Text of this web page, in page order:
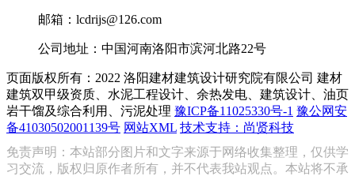
邮箱：lcdrijs@126.com
公司地址：中国河南洛阳市滨河北路22号
页面版权所有：2022 洛阳建材建筑设计研究院有限公司 建材
建筑双甲级资质、水泥工程设计、余热发电、建筑设计、油页
岩干馏及综合利用、污泥处理 豫ICP备11025330号-1 豫公网安
备41030502001139号 网站XML 技术支持：尚贤科技
免责声明：本站部分图片和文字来源于网络收集整理，仅供学
习交流，版权归原作者所有，并不代表我站观点。本站将不承